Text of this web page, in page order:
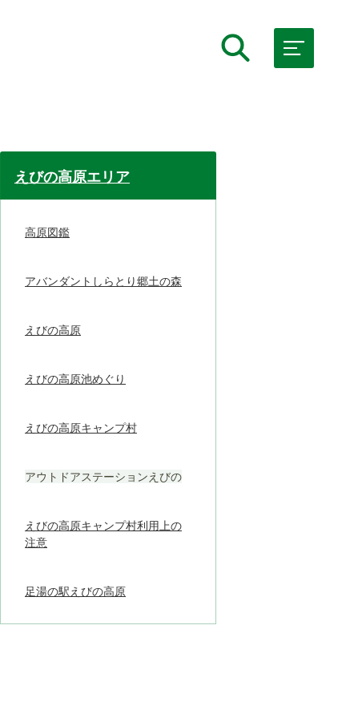
えびの高原エリア
高原図鑑
アバンダントしらとり郷土の森
えびの高原
えびの高原池めぐり
えびの高原キャンプ村
アウトドアステーションえびの
えびの高原キャンプ村利用上の
注意
足湯の駅えびの高原